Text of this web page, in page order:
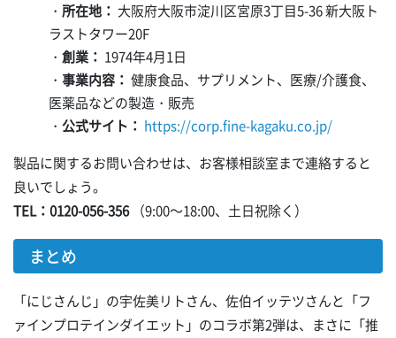
・ 所在地： 大阪府大阪市淀川区宮原3丁目5-36 新大阪ト
ラストタワー20F
・ 創業： 1974年4月1日
・ 事業内容： 健康食品、サプリメント、医療/介護食、
医薬品などの製造・販売
・ 公式サイト： https://corp.fine-kagaku.co.jp/
製品に関するお問い合わせは、お客様相談室まで連絡すると
良いでしょう。
TEL：0120-056-356 （9:00～18:00、土日祝除く）
まとめ
「にじさんじ」の宇佐美リトさん、佐伯イッテツさんと「フ
ァインプロテインダイエット」のコラボ第2弾は、まさに「推